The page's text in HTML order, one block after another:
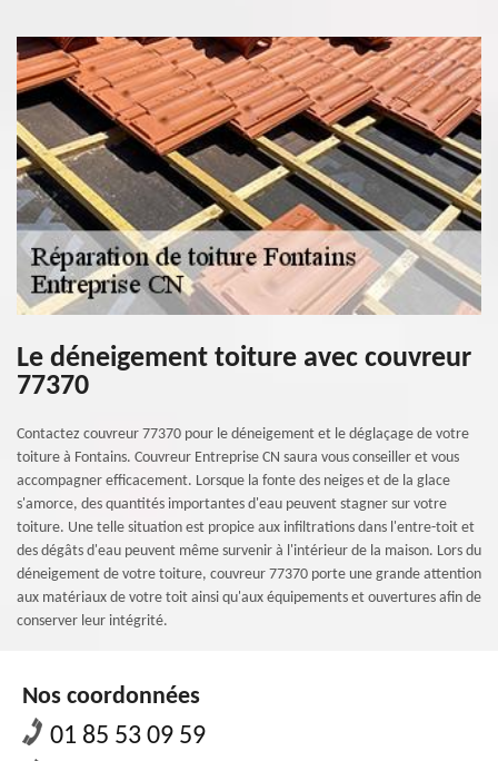
Le déneigement toiture avec couvreur
77370
Contactez couvreur 77370 pour le déneigement et le déglaçage de votre
toiture à Fontains. Couvreur Entreprise CN saura vous conseiller et vous
accompagner efficacement. Lorsque la fonte des neiges et de la glace
s'amorce, des quantités importantes d'eau peuvent stagner sur votre
toiture. Une telle situation est propice aux infiltrations dans l'entre-toit et
des dégâts d'eau peuvent même survenir à l'intérieur de la maison. Lors du
déneigement de votre toiture, couvreur 77370 porte une grande attention
aux matériaux de votre toit ainsi qu'aux équipements et ouvertures afin de
conserver leur intégrité.
Nos coordonnées
01 85 53 09 59